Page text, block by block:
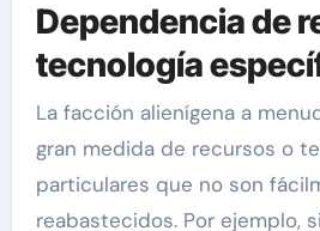
Dependencia de
tecnología
La facción alienígena a
gran medida de recursos o
particulares que no son
reabastecidos. Por ejemplo,